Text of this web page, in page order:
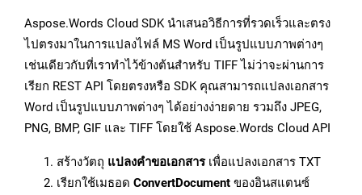
Aspose.Words Cloud SDK นำเสนอวิธีการที่รวดเร็วและตรง
ไปตรงมาในการแปลงไฟล์ MS Word เป็นรูปแบบภาพต่างๆ
เช่นเดียวกับที่เราทำไว้ข้างต้นสำหรับ TIFF ไม่ว่าจะผ่านการ
เรียก REST API โดยตรงหรือ SDK คุณสามารถแปลงเอกสาร
Word เป็นรูปแบบภาพต่างๆ ได้อย่างง่ายดาย รวมถึง JPEG,
PNG, BMP, GIF และ TIFF โดยใช้ Aspose.Words Cloud API
สร้างวัตถุ แปลงคำขอเอกสารเพื่อแปลงเอกสาร TXT
เรียกใช้เมธอด ConvertDocument ของอินสแตนซ์